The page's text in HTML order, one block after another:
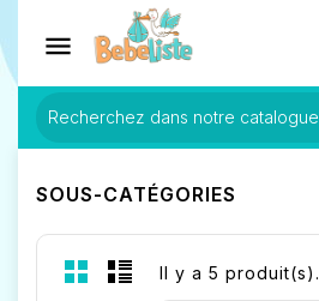

SOUS-CATÉGORIES
Il y a 5 produit(s).